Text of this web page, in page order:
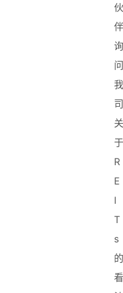
伙
伴
询
问
我
司
关
于
R
E
I
T
s
的
看